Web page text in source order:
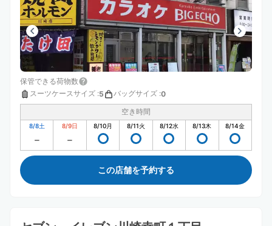
保管できる荷物数
スーツケースサイズ :5 バッグサイズ :0
空き時間
8/8土 8/9日 8/10月 8/11火 8/12水 8/13木 8/14金
この店舗を予約する